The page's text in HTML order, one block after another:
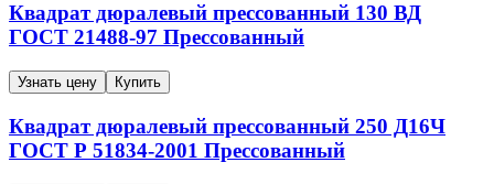
Квадрат дюралевый прессованный 130 ВД
ГОСТ 21488-97 Прессованный
Узнать цену Купить
Квадрат дюралевый прессованный 250 Д16Ч
ГОСТ Р 51834-2001 Прессованный